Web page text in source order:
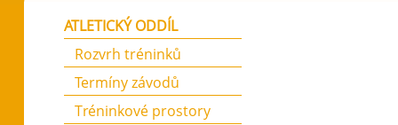
ATLETICKÝ ODDÍL
Rozvrh tréninků
Termíny závodů
Tréninkové prostory